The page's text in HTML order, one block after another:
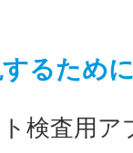
るため
検査用ア